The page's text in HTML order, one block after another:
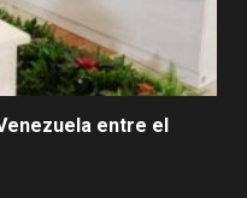
entre el